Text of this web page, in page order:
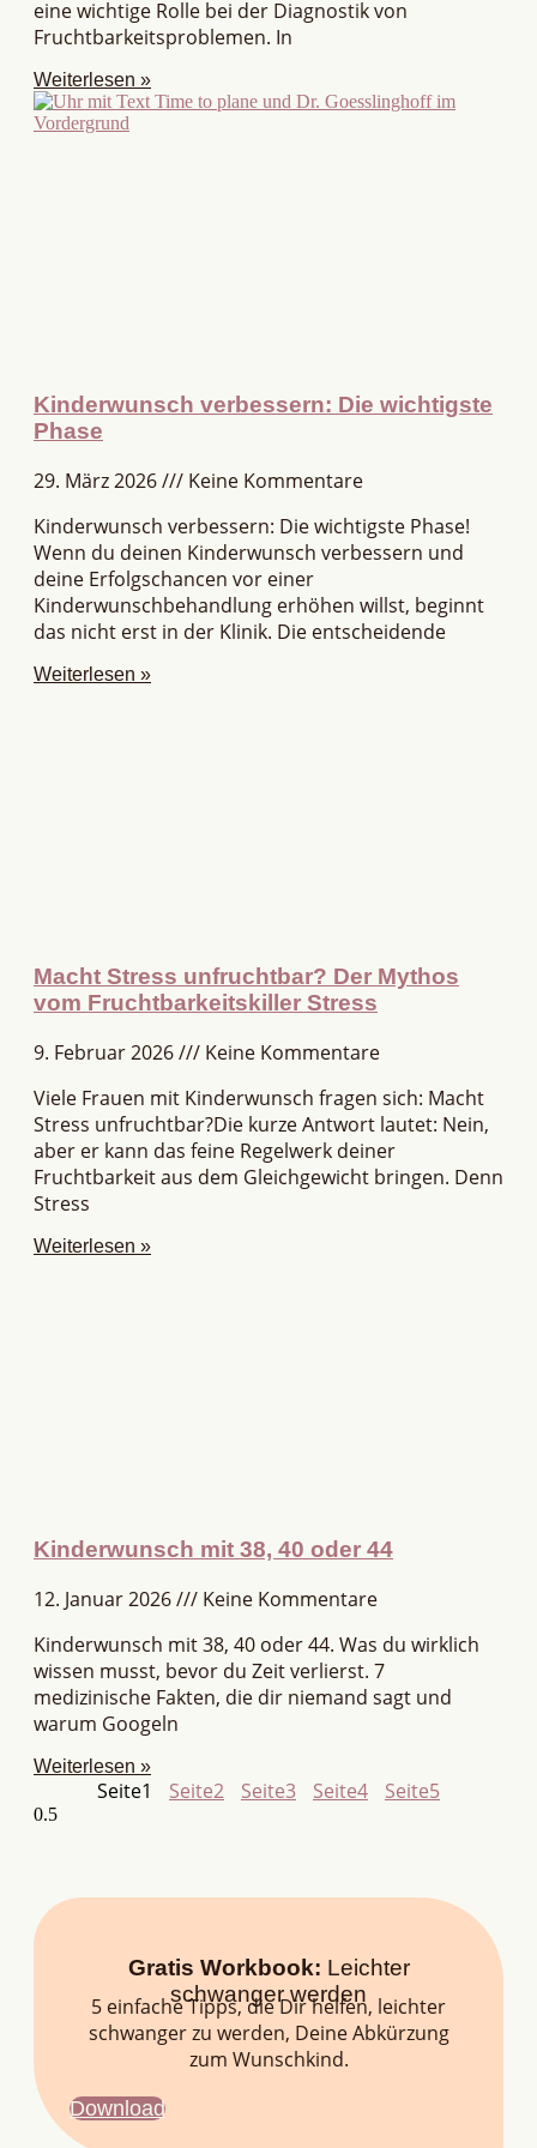
eine wichtige Rolle bei der Diagnostik von
Fruchtbarkeitsproblemen. In
Weiterlesen »
Kinderwunsch verbessern: Die wichtigste
Phase
29. März 2026
Keine Kommentare
Kinderwunsch verbessern: Die wichtigste Phase!
Wenn du deinen Kinderwunsch verbessern und
deine Erfolgschancen vor einer
Kinderwunschbehandlung erhöhen willst, beginnt
das nicht erst in der Klinik. Die entscheidende
Weiterlesen »
Macht Stress unfruchtbar? Der Mythos
vom Fruchtbarkeitskiller Stress
9. Februar 2026
Keine Kommentare
Viele Frauen mit Kinderwunsch fragen sich: Macht
Stress unfruchtbar?Die kurze Antwort lautet: Nein,
aber er kann das feine Regelwerk deiner
Fruchtbarkeit aus dem Gleichgewicht bringen. Denn
Stress
Weiterlesen »
Kinderwunsch mit 38, 40 oder 44
12. Januar 2026
Keine Kommentare
Kinderwunsch mit 38, 40 oder 44. Was du wirklich
wissen musst, bevor du Zeit verlierst. 7
medizinische Fakten, die dir niemand sagt und
warum Googeln
Weiterlesen »
Seite1 Seite2 Seite3 Seite4 Seite5
Gratis Workbook: Leichter
schwanger werden
5 einfache Tipps, die Dir helfen, leichter
schwanger zu werden, Deine Abkürzung
zum Wunschkind.
Download